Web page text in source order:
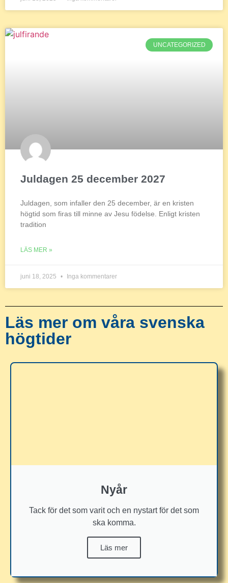
UNCATEGORIZED
Juldagen 25 december 2027
Juldagen, som infaller den 25 december, är en kristen
högtid som firas till minne av Jesu födelse. Enligt kristen
tradition
LÄS MER »
juni 18, 2025 Inga kommentarer
Läs mer om våra svenska
högtider
Nyår
Tack för det som varit och en nystart för det som
ska komma.
Läs mer